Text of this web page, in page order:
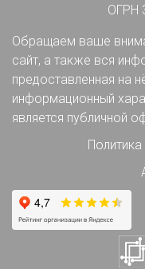
ОГРН
Обращаем ваше
сайт, а также вся
предоставленная на
информационный
является публичной